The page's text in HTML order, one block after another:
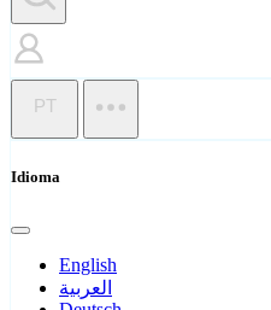
PT
Idioma
English
العربية